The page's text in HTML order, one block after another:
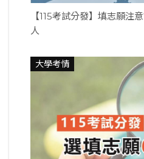
【115考試分發】填志願注
人
大學考情